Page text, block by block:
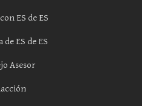
ES de ES
de ES de ES
Asesor